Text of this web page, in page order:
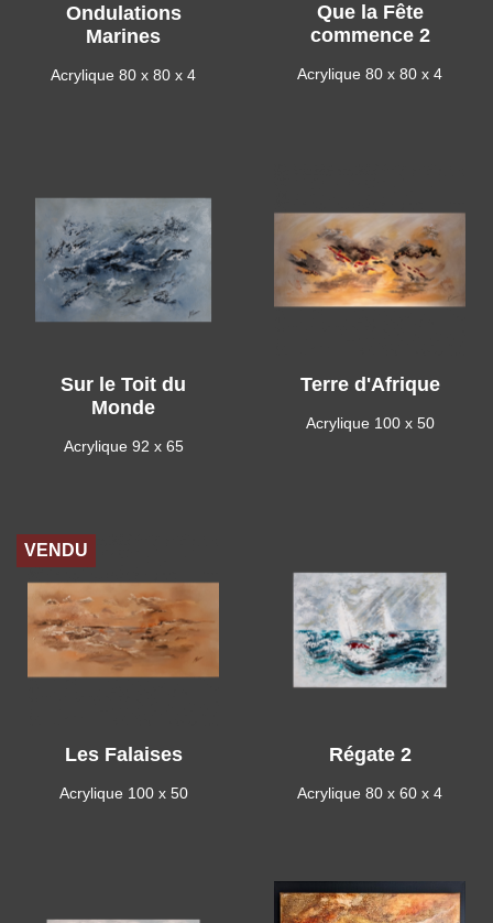
Ondulations
Marines
Acrylique 80 x 80 x 4
Que la Fête
commence 2
Acrylique 80 x 80 x 4
Sur le Toit du
Monde
Acrylique 92 x 65
Terre d'Afrique
Acrylique 100 x 50
Les Falaises
Acrylique 100 x 50
VENDU
Régate 2
Acrylique 80 x 60 x 4